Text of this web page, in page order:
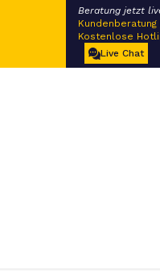
Beratung jetzt
Kundenberatung
Kostenlose
Live Chat